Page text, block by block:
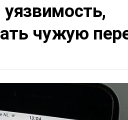
чужую